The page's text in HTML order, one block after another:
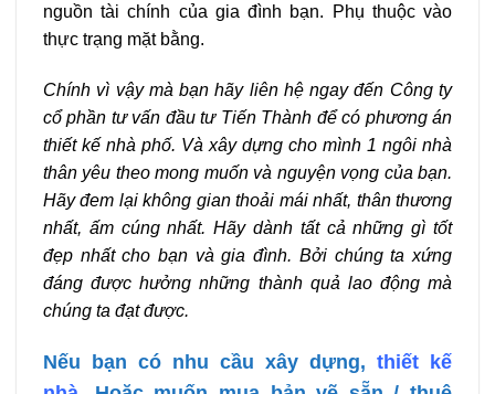
nguồn tài chính của gia đình bạn. Phụ thuộc vào
thực trạng mặt bằng.
Chính vì vậy mà bạn hãy liên hệ ngay đến Công ty
cổ phần tư vấn đầu tư Tiến Thành để có phương án
thiết kế nhà phố. Và xây dựng cho mình 1 ngôi nhà
thân yêu theo mong muốn và nguyện vọng của bạn.
Hãy đem lại không gian thoải mái nhất, thân thương
nhất, ấm cúng nhất. Hãy dành tất cả những gì tốt
đẹp nhất cho bạn và gia đình. Bởi chúng ta xứng
đáng được hưởng những thành quả lao động mà
chúng ta đạt được.
Nếu bạn có nhu cầu xây dựng, thiết kế